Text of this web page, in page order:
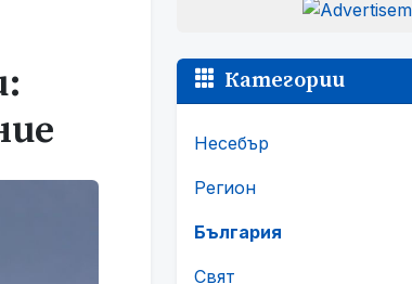
Категории
Несебър
Регион
България
Свят